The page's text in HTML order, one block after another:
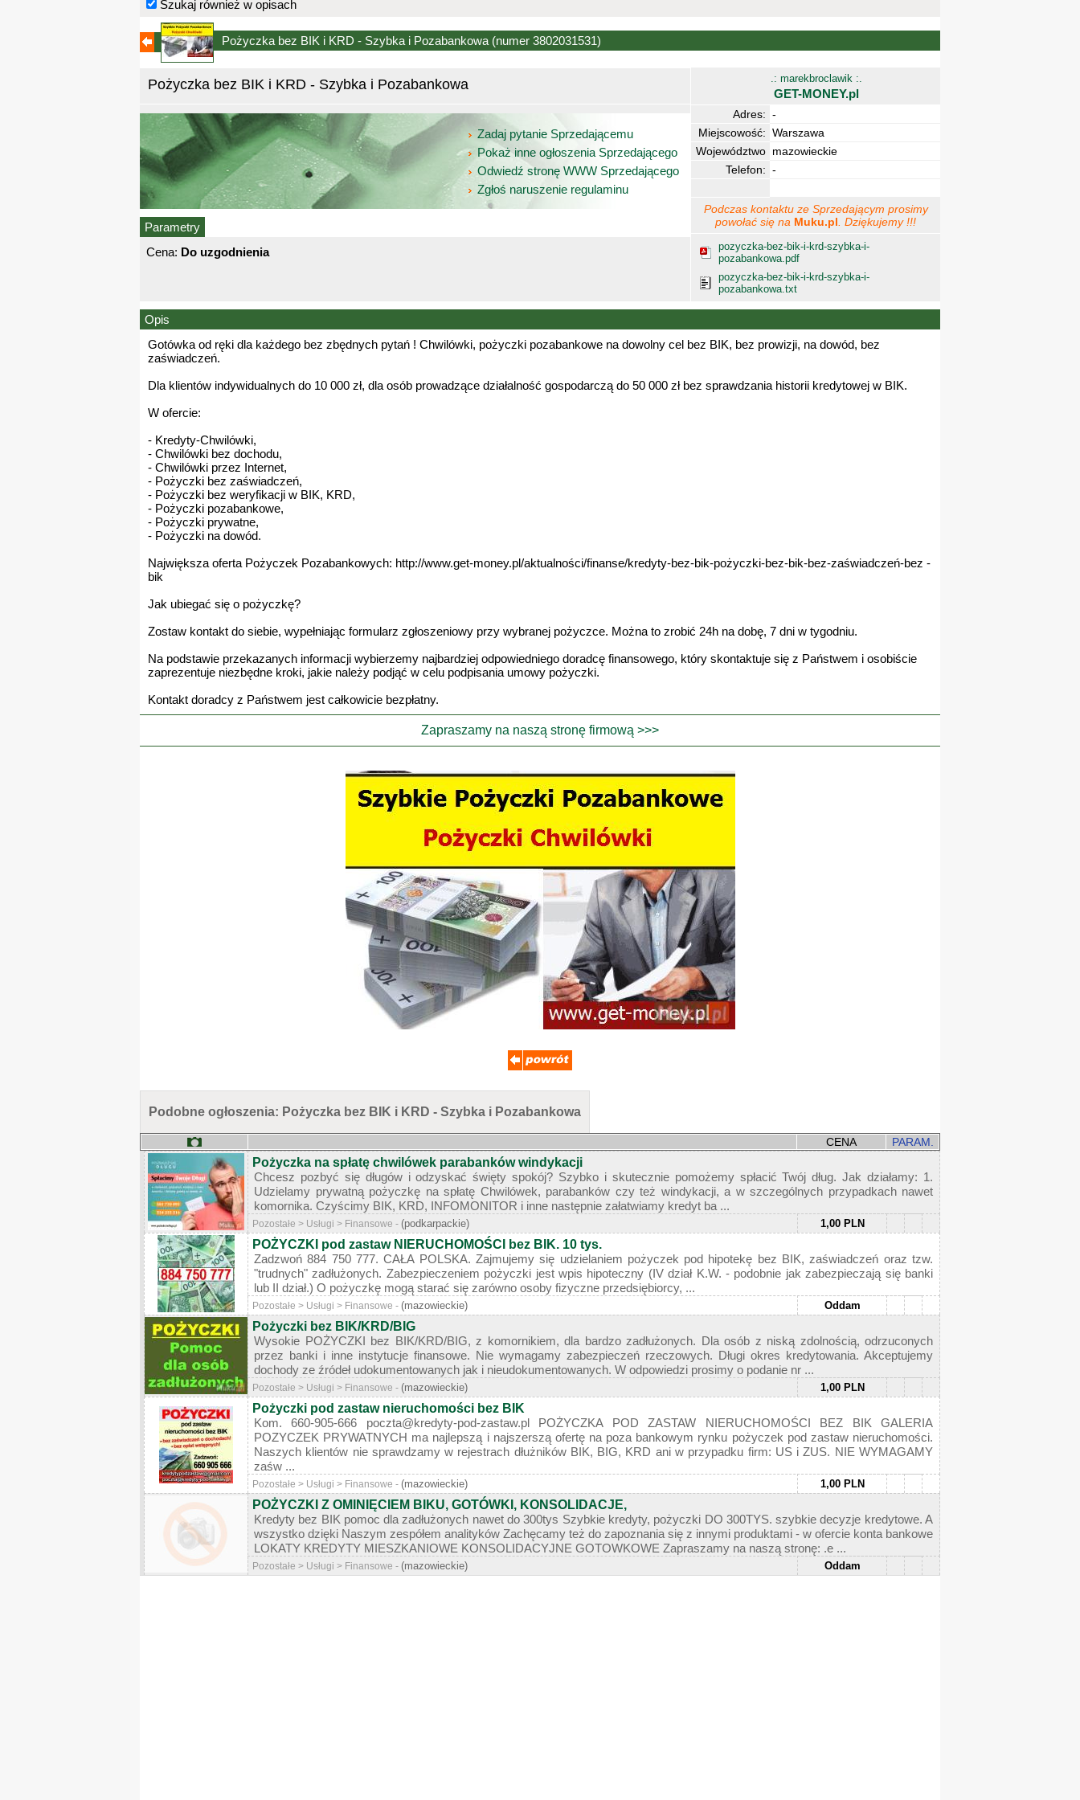
Szukaj również w opisach
Pożyczka bez BIK i KRD - Szybka i Pozabankowa (numer 3802031531)
Pożyczka bez BIK i KRD - Szybka i Pozabankowa
Zadaj pytanie Sprzedającemu
Pokaż inne ogłoszenia Sprzedającego
Odwiedź stronę WWW Sprzedającego
Zgłoś naruszenie regulaminu
Parametry
Cena: Do uzgodnienia
.: marekbroclawik :.
GET-MONEY.pl
Adres: -
Miejscowość: Warszawa
Województwo mazowieckie
Telefon: -
Podczas kontaktu ze Sprzedającym prosimy
powołać się na Muku.pl . Dziękujemy !!!
pozyczka-bez-bik-i-krd-szybka-i-
pozabankowa.pdf
pozyczka-bez-bik-i-krd-szybka-i-
pozabankowa.txt
Opis
Gotówka od ręki dla każdego bez zbędnych pytań ! Chwilówki, pożyczki pozabankowe na dowolny cel bez BIK, bez prowizji, na dowód, bez
zaświadczeń.
Dla klientów indywidualnych do 10 000 zł, dla osób prowadzące działalność gospodarczą do 50 000 zł bez sprawdzania historii kredytowej w BIK.
W ofercie:
- Kredyty-Chwilówki,
- Chwilówki bez dochodu,
- Chwilówki przez Internet,
- Pożyczki bez zaświadczeń,
- Pożyczki bez weryfikacji w BIK, KRD,
- Pożyczki pozabankowe,
- Pożyczki prywatne,
- Pożyczki na dowód.
Największa oferta Pożyczek Pozabankowych: http://www.get-money.pl/aktualności/finanse/kredyty-bez-bik-pożyczki-bez-bik-bez-zaświadczeń-bez -
bik
Jak ubiegać się o pożyczkę?
Zostaw kontakt do siebie, wypełniając formularz zgłoszeniowy przy wybranej pożyczce. Można to zrobić 24h na dobę, 7 dni w tygodniu.
Na podstawie przekazanych informacji wybierzemy najbardziej odpowiedniego doradcę finansowego, który skontaktuje się z Państwem i osobiście
zaprezentuje niezbędne kroki, jakie należy podjąć w celu podpisania umowy pożyczki.
Kontakt doradcy z Państwem jest całkowicie bezpłatny.
Zapraszamy na naszą stronę firmową >>>
Podobne ogłoszenia: Pożyczka bez BIK i KRD - Szybka i Pozabankowa
CENA PARAM.
Pożyczka na spłatę chwilówek parabanków windykacji
Chcesz pozbyć się długów i odzyskać święty spokój? Szybko i skutecznie pomożemy spłacić Twój dług. Jak działamy: 1.
Udzielamy prywatną pożyczkę na spłatę Chwilówek, parabanków czy też windykacji, a w szczególnych przypadkach nawet
komornika. Czyścimy BIK, KRD, INFOMONITOR i inne następnie załatwiamy kredyt ba ...
Pozostałe > Usługi > Finansowe - (podkarpackie) 1,00 PLN
POŻYCZKI pod zastaw NIERUCHOMOŚCI bez BIK. 10 tys.
Zadzwoń 884 750 777. CAŁA POLSKA. Zajmujemy się udzielaniem pożyczek pod hipotekę bez BIK, zaświadczeń oraz tzw.
"trudnych" zadłużonych. Zabezpieczeniem pożyczki jest wpis hipoteczny (IV dział K.W. - podobnie jak zabezpieczają się banki
lub II dział.) O pożyczkę mogą starać się zarówno osoby fizyczne przedsiębiorcy, ...
Pozostałe > Usługi > Finansowe - (mazowieckie) Oddam
Pożyczki bez BIK/KRD/BIG
Wysokie POŻYCZKI bez BIK/KRD/BIG, z komornikiem, dla bardzo zadłużonych. Dla osób z niską zdolnością, odrzuconych
przez banki i inne instytucje finansowe. Nie wymagamy zabezpieczeń rzeczowych. Długi okres kredytowania. Akceptujemy
dochody ze źródeł udokumentowanych jak i nieudokumentowanych. W odpowiedzi prosimy o podanie nr ...
Pozostałe > Usługi > Finansowe - (mazowieckie) 1,00 PLN
Pożyczki pod zastaw nieruchomości bez BIK
Kom. 660-905-666 poczta@kredyty-pod-zastaw.pl POŻYCZKA POD ZASTAW NIERUCHOMOŚCI BEZ BIK GALERIA
POZYCZEK PRYWATNYCH ma najlepszą i najszerszą ofertę na poza bankowym rynku pożyczek pod zastaw nieruchomości.
Naszych klientów nie sprawdzamy w rejestrach dłużników BIK, BIG, KRD ani w przypadku firm: US i ZUS. NIE WYMAGAMY
zaśw ...
Pozostałe > Usługi > Finansowe - (mazowieckie) 1,00 PLN
POŻYCZKI Z OMINIĘCIEM BIKU, GOTÓWKI, KONSOLIDACJE,
Kredyty bez BIK pomoc dla zadłużonych nawet do 300tys Szybkie kredyty, pożyczki DO 300TYS. szybkie decyzje kredytowe. A
wszystko dzięki Naszym zespółem analityków Zachęcamy też do zapoznania się z innymi produktami - w ofercie konta bankowe
LOKATY KREDYTY MIESZKANIOWE KONSOLIDACYJNE GOTOWKOWE Zapraszamy na naszą stronę: .e ...
Pozostałe > Usługi > Finansowe - (mazowieckie) Oddam